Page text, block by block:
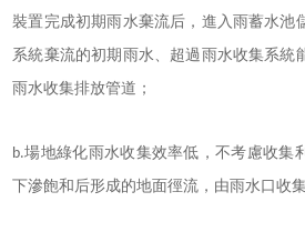
裝置完成初期雨水棄流后，進入雨蓄水池
系統棄流的初期雨水、超過雨水收集系統
雨水收集排放管道；
b.場地綠化雨水收集效率低，不考慮收集
下滲飽和后形成的地面徑流，由雨水口收